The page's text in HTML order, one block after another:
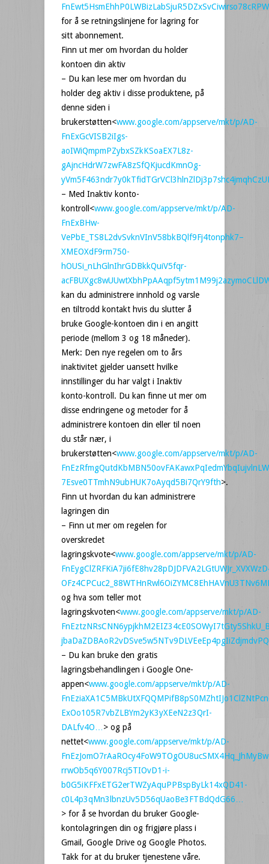
for å se retningslinjene for lagring for
sitt abonnement.
Finn ut mer om hvordan du holder
kontoen din aktiv
– Du kan lese mer om hvordan du
holder deg aktiv i disse produktene, på
denne siden i
brukerstøtten<www.google.com/appserve/mkt/p/AD-
FnExGcVISB2iIgs-
aoIWiQmpmPZybxSZkKSoaEX7L8z-
gAjncHdrW7zwFA8zSfQKjucdKmnOg-
– Med Inaktiv konto-
kontroll<www.google.com/appserve/mkt/p/AD-
FnExBHw-
VePbE_TS8L2dvSvknVInV58bkBQlf9Fj4tonphk7–
XMEOXdF9rm750-
hOUSi_nLhGlnIhrGDBkkQuiV5fqr-
kan du administrere innhold og varsle
en tiltrodd kontakt hvis du slutter å
bruke Google-kontoen din i en angitt
periode (mellom 3 og 18 måneder).
Merk: Den nye regelen om to års
inaktivitet gjelder uansett hvilke
innstillinger du har valgt i Inaktiv
konto-kontroll. Du kan finne ut mer om
disse endringene og metoder for å
administrere kontoen din eller til noen
du står nær, i
brukerstøtten<www.google.com/appserve/mkt/p/AD-
7Esve0TTmhN9ubHUK7oAyqd5Bi7QrY9fth>.
Finn ut hvordan du kan administrere
lagringen din
– Finn ut mer om regelen for
overskredet
lagringskvote<www.google.com/appserve/mkt/p/AD-
og hva som teller mot
lagringskvoten<www.google.com/appserve/mkt/p/AD-
– Du kan bruke den gratis
lagringsbehandlingen i Google One-
appen<www.google.com/appserve/mkt/p/AD-
ExOo105R7vbZLBYm2yK3yXEeN2z3QrI-
DALfv4O… > og på
nettet<www.google.com/appserve/mkt/p/AD-
rrwOb5q6Y007Rcj5TIOvD1-i-
b0G5iKFFxETG2erTWZyAquPPBspByLk14xQD41-
c0L4p3qMn3lbnzUv5D56qUaoBe3FTBdQdG66…
> for å se hvordan du bruker Google-
kontolagringen din og frigjøre plass i
Gmail, Google Drive og Google Photos.
Takk for at du bruker tjenestene våre.